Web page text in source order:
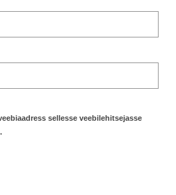
sellesse veebilehitsejasse